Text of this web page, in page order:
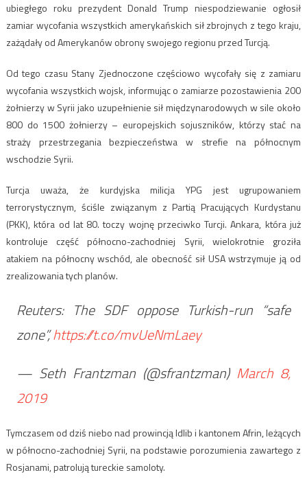
ubiegłego roku prezydent Donald Trump niespodziewanie ogłosił
zamiar wycofania wszystkich amerykańskich sił zbrojnych z tego kraju,
zażądały od Amerykanów obrony swojego regionu przed Turcją.
Od tego czasu Stany Zjednoczone częściowo wycofały się z zamiaru
wycofania wszystkich wojsk, informując o zamiarze pozostawienia 200
żołnierzy w Syrii jako uzupełnienie sił międzynarodowych w sile około
800 do 1500 żołnierzy – europejskich sojuszników, którzy stać na
straży przestrzegania bezpieczeństwa w strefie na północnym
wschodzie Syrii.
Turcja uważa, że kurdyjska milicja YPG jest ugrupowaniem
terrorystycznym, ściśle związanym z Partią Pracujących Kurdystanu
(PKK), która od lat 80. toczy wojnę przeciwko Turcji. Ankara, która już
kontroluje część północno-zachodniej Syrii, wielokrotnie groziła
atakiem na północny wschód, ale obecność sił USA wstrzymuje ją od
zrealizowania tych planów.
Reuters: The SDF oppose Turkish-run “safe
zone”,https://t.co/mvUeNmLaey
— Seth Frantzman (@sfrantzman) March 8,
2019
Tymczasem od dziś niebo nad prowincją Idlib i kantonem Afrin, leżących
w północno-zachodniej Syrii, na podstawie porozumienia zawartego z
Rosjanami, patrolują tureckie samoloty.